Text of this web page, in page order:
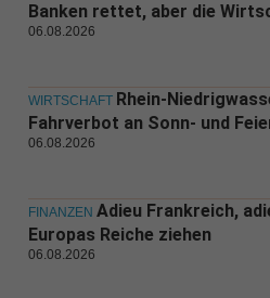
Banken rettet, aber die
06.08.2026
WIRTSCHAFT Rhein-
Fahrverbot an Sonn- und
06.08.2026
FINANZEN Adieu Frankreich,
Europas Reiche ziehen
06.08.2026